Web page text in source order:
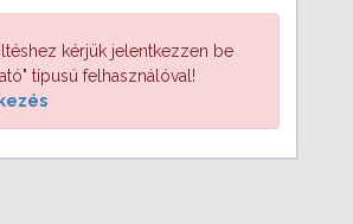
kérjük jelentkezzen be
típusú felhasználóval!